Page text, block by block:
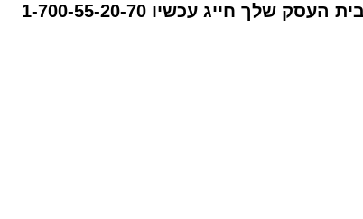
שלך חייג עכשיו 1-700-55-20-70